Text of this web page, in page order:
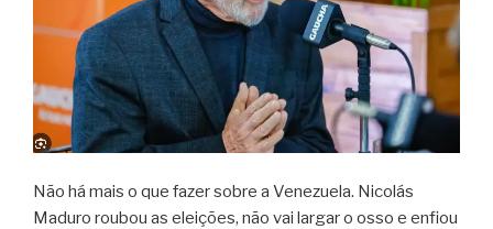
Não há mais o que fazer sobre a Venezuela. Nicolás
Maduro roubou as eleições, não vai largar o osso e enfiou